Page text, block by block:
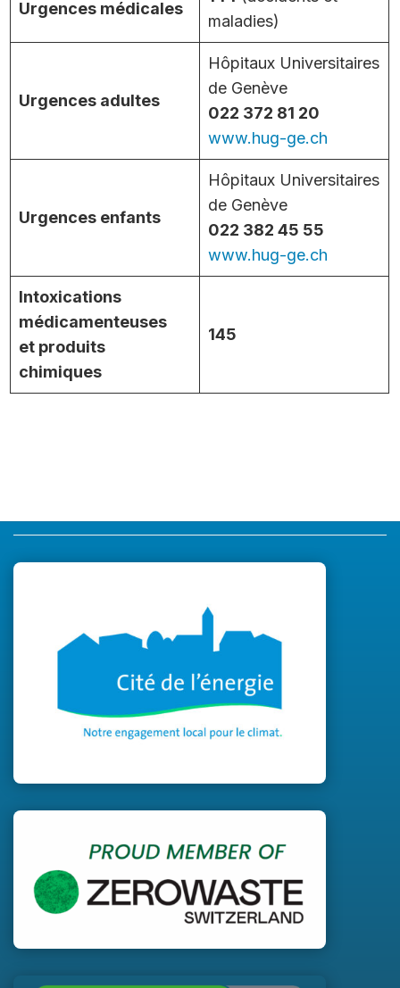
Urgences médicales
maladies)
Urgences adultes
Hôpitaux Universitaires
de Genève
022 372 81 20
www.hug-ge.ch
Urgences enfants
Hôpitaux Universitaires
de Genève
022 382 45 55
www.hug-ge.ch
Intoxications
médicamenteuses
et produits
chimiques
145